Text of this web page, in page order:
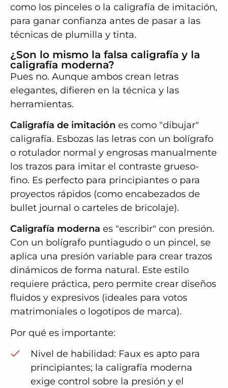
como los pinceles o la caligrafía de imitación,
para ganar confianza antes de pasar a las
técnicas de plumilla y tinta.
¿Son lo mismo la falsa caligrafía y la
caligrafía moderna?
Pues no. Aunque ambos crean letras
elegantes, difieren en la técnica y las
herramientas.
Caligrafía de imitación es como "dibujar"
caligrafía. Esbozas las letras con un bolígrafo
o rotulador normal y engrosas manualmente
los trazos para imitar el contraste grueso-
fino. Es perfecto para principiantes o para
proyectos rápidos (como encabezados de
bullet journal o carteles de bricolaje).
Caligrafía moderna es "escribir" con presión.
Con un bolígrafo puntiagudo o un pincel, se
aplica una presión variable para crear trazos
dinámicos de forma natural. Este estilo
requiere práctica, pero permite crear diseños
fluidos y expresivos (ideales para votos
matrimoniales o logotipos de marca).
Por qué es importante:
Nivel de habilidad: Faux es apto para
principiantes; la caligrafía moderna
exige control sobre la presión y el